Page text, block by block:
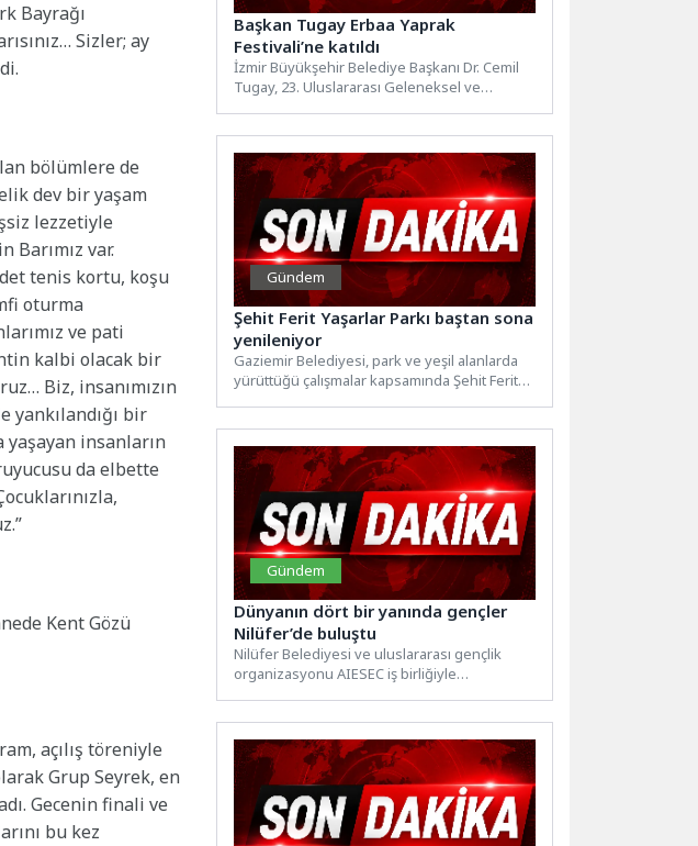
Bayrağı
Sizler; ay
bölümlere de
dev bir yaşam
lezzetiyle
Barımız var.
tenis kortu, koşu
oturma
ve pati
kalbi olacak bir
Biz, insanımızın
bir
insanların
da elbette
Kent Gözü
açılış töreniyle
Grup Seyrek, en
Gecenin finali ve
bu kez
Başkan Tugay Erbaa Yaprak
Festivali’ne katıldı
İzmir Büyükşehir Belediye Başkanı Dr. Cemil
Tugay, 23. Uluslararası Geleneksel ve
Gündem
Şehit Ferit Yaşarlar Parkı baştan sona
yenileniyor
Gaziemir Belediyesi, park ve yeşil alanlarda
yürüttüğü çalışmalar kapsamında Şehit Ferit
Gündem
Dünyanın dört bir yanında gençler
Nilüfer’de buluştu
Nilüfer Belediyesi ve uluslararası gençlik
organizasyonu AIESEC iş birliğiyle